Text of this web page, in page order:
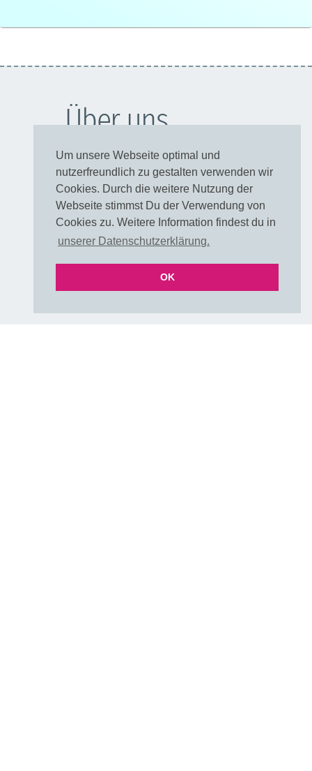
Um unsere Webseite optimal und
nutzerfreundlich zu gestalten verwenden wir
Cookies. Durch die weitere Nutzung der
Webseite stimmst Du der Verwendung von
Cookies zu. Weitere Information findest du in
unserer Datenschutzerklärung.
OK
Über uns
Muster / Farbkarte
FAQ Farben
FAQ Farben als PDF
UNI & Stoffe mit Verlauf
Versand & Lieferzeiten
Über uns
Folgen